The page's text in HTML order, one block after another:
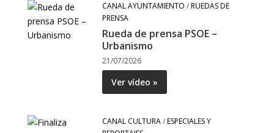
CANAL AYUNTAMIENTO /RUEDAS DE
PRENSA
Rueda de prensa PSOE –
Urbanismo
21/07/2026
Ver vídeo »
CANAL CULTURA/ESPECIALES Y